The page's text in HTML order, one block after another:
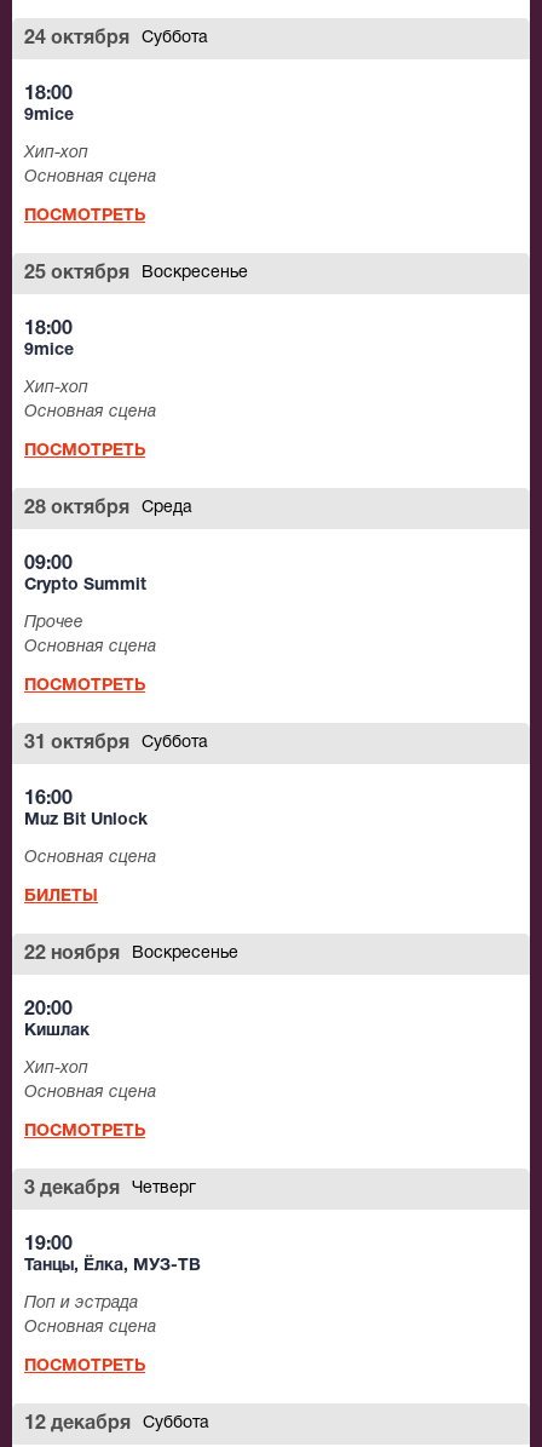
24 октября Суббота
18:00
9mice
Хип-хоп
Основная сцена
ПОСМОТРЕТЬ
25 октября Воскресенье
18:00
9mice
Хип-хоп
Основная сцена
ПОСМОТРЕТЬ
28 октября Среда
09:00
Crypto Summit
Прочее
Основная сцена
ПОСМОТРЕТЬ
31 октября Суббота
16:00
Muz Bit Unlock
Основная сцена
БИЛЕТЫ
22 ноября Воскресенье
20:00
Кишлак
Хип-хоп
Основная сцена
ПОСМОТРЕТЬ
3 декабря Четверг
19:00
Танцы, Ёлка, МУЗ-ТВ
Поп и эстрада
Основная сцена
ПОСМОТРЕТЬ
12 декабря Суббота